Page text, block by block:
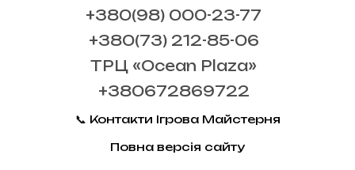
+380(98) 000-23-77
+380(73) 212-85-06
ТРЦ «Ocean Plaza»
+380672869722
📞 Контакти Ігрова Майстерня
Повна версія сайту